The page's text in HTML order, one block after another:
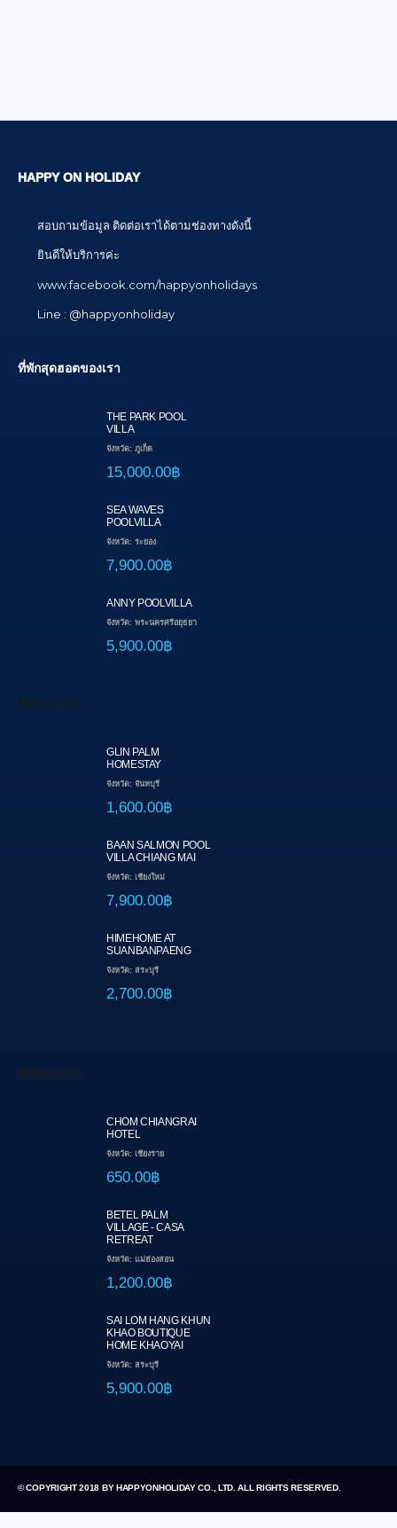
HAPPY ON HOLIDAY
สอบถามข้อมูล ติดต่อเราได้ตามช่องทางดังนี้
ยินดีให้บริการค่ะ
www.facebook.com/happyonholidays
Line : @happyonholiday
ที่พักสุดฮอตของเรา
THE PARK POOL
VILLA
จังหวัด: ภูเก็ต
15,000.00฿
SEA WAVES
POOLVILLA
จังหวัด: ระยอง
7,900.00฿
ANNY POOLVILLA
จังหวัด: พระนครศรีอยุธยา
5,900.00฿
ที่พักแนะนำ
GLIN PALM
HOMESTAY
จังหวัด: จันทบุรี
1,600.00฿
BAAN SALMON POOL
VILLA CHIANG MAI
จังหวัด: เชียงใหม่
7,900.00฿
HIMEHOME AT
SUANBANPAENG
จังหวัด: สระบุรี
2,700.00฿
ที่พักแนะนำ
CHOM CHIANGRAI
HOTEL
จังหวัด: เชียงราย
650.00฿
BETEL PALM
VILLAGE - CASA
RETREAT
จังหวัด: แม่ฮ่องสอน
1,200.00฿
SAI LOM HANG KHUN
KHAO BOUTIQUE
HOME KHAOYAI
จังหวัด: สระบุรี
5,900.00฿
© COPYRIGHT 2018 BY HAPPYONHOLIDAY CO., LTD. ALL RIGHTS RESERVED.